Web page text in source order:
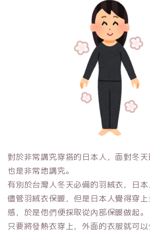
對於非常講究穿搭的日本人，面對冬
也是非常地講究。
有別於台灣人冬天必備的羽絨衣，日本
儘管羽絨衣保暖，但是日本人覺得穿
感，於是他們便採取從內部保暖做起。
只要將發熱衣穿上，外面的衣服就可